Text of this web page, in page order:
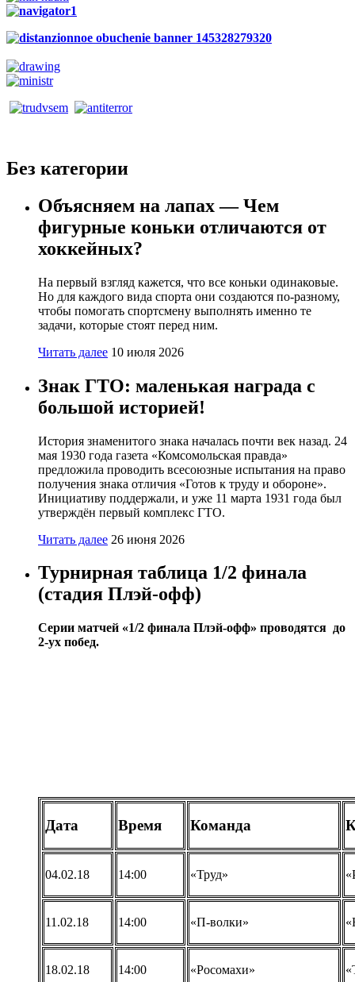
Без категории
Объясняем на лапах — Чем
фигурные коньки отличаются от
хоккейных?
На первый взгляд кажется, что все коньки одинаковые.
Но для каждого вида спорта они создаются по-разному,
чтобы помогать спортсмену выполнять именно те
задачи, которые стоят перед ним.
Читать далее 10 июля 2026
Знак ГТО: маленькая награда с
большой историей!
История знаменитого знака началась почти век назад. 24
мая 1930 года газета «Комсомольская правда»
предложила проводить всесоюзные испытания на право
получения знака отличия «Готов к труду и обороне».
Инициативу поддержали, и уже 11 марта 1931 года был
утверждён первый комплекс ГТО.
Читать далее 26 июня 2026
Турнирная таблица 1/2 финала
(стадия Плэй-офф)
Серии матчей «1/2 финала Плэй-офф» проводятся до
2-ух побед.
Дата Время Команда
04.02.18 14:00 «Труд»
11.02.18 14:00 «П-волки»
18.02.18 14:00 «Росомахи»